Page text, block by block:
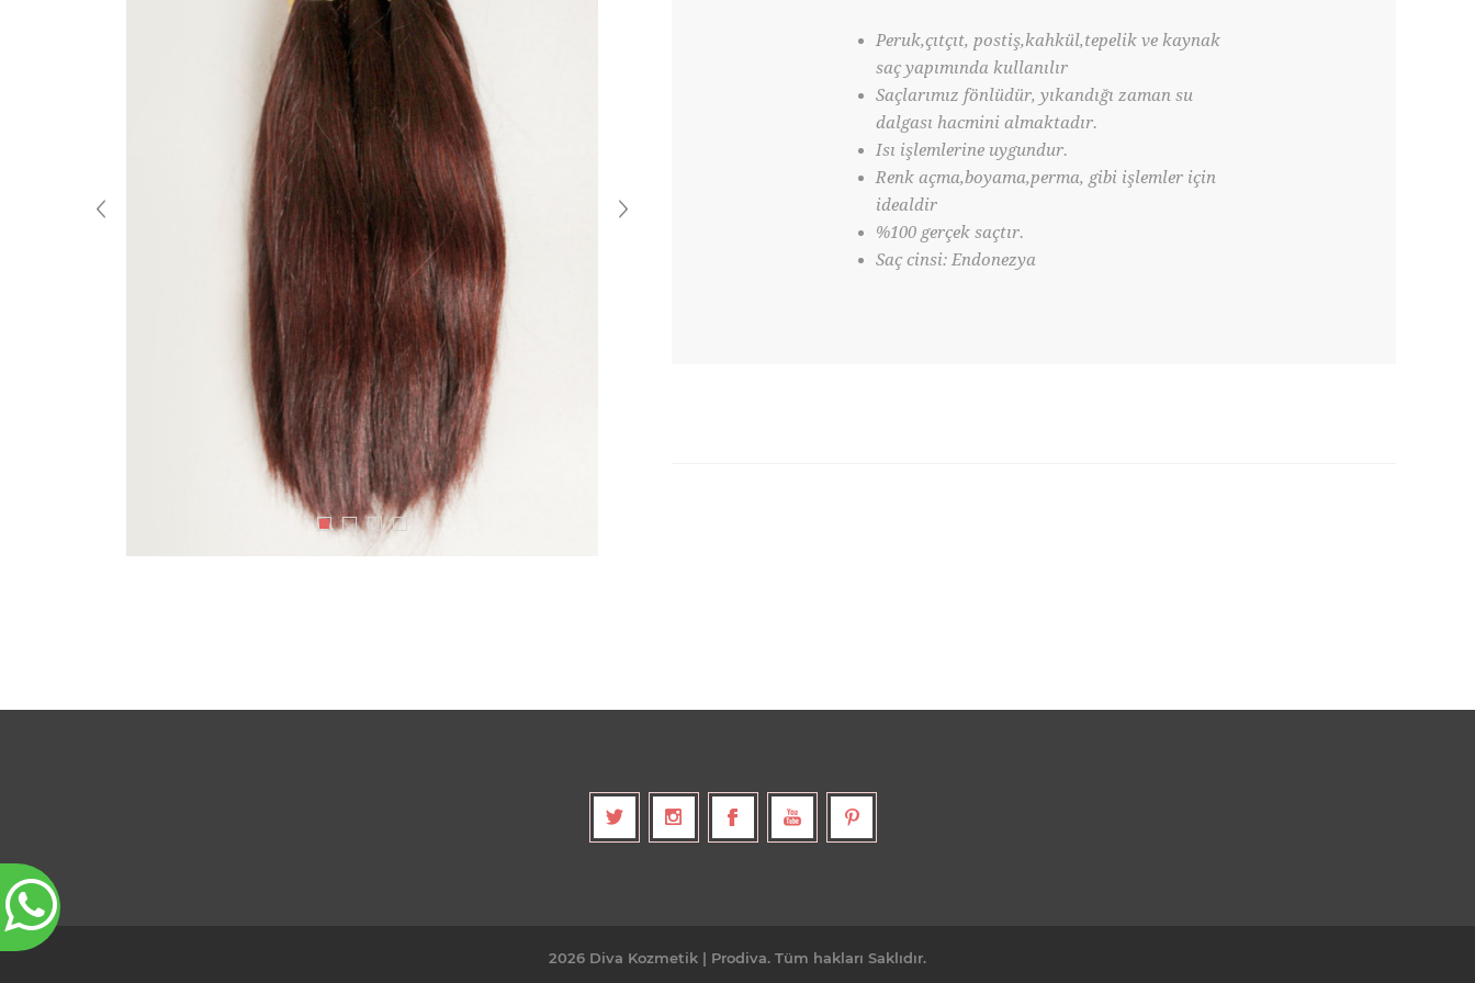
Peruk,çıtçıt, postiş,kahkül,tepelik ve kaynak
saç yapımında kullanılır
Saçlarımız fönlüdür, yıkandığı zaman su
dalgası hacmini almaktadır.
Isı işlemlerine uygundur.
Renk açma,boyama,perma, gibi işlemler için
idealdir
%100 gerçek saçtır.
Saç cinsi: Endonezya
2026 Diva Kozmetik | Prodiva. Tüm hakları Saklıdır.